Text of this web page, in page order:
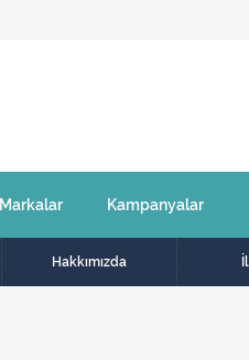
Markalar Kampanyalar
Hakkımızda